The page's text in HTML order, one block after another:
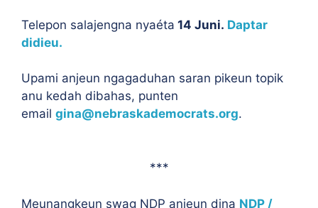
Telepon salajengna nyaéta 14 Juni. Daptar
didieu.
Upami anjeun ngagaduhan saran pikeun topik
anu kedah dibahas, punten
email gina@nebraskademocrats.org.
***
Meunangkeun swag NDP anjeun dina NDP /